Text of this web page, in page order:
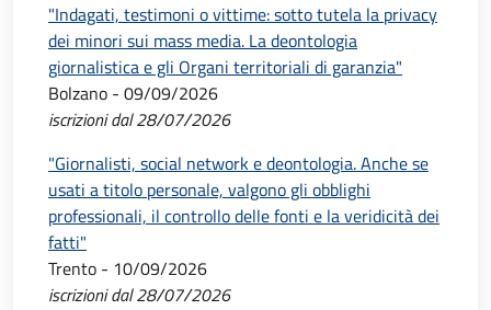
"Indagati, testimoni o vittime: sotto tutela la privacy
dei minori sui mass media. La deontologia
giornalistica e gli Organi territoriali di garanzia"
Bolzano - 09/09/2026
iscrizioni dal 28/07/2026
"Giornalisti, social network e deontologia. Anche se
usati a titolo personale, valgono gli obblighi
professionali, il controllo delle fonti e la veridicità dei
fatti"
Trento - 10/09/2026
iscrizioni dal 28/07/2026